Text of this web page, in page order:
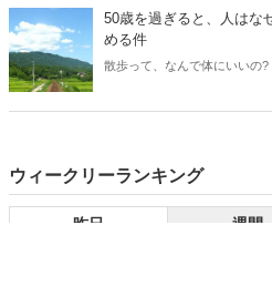
着想を得た物語です。登場人
50歳を過ぎると、人はな
める件
散歩って、なんで体にいいの?
斜め上だった件。言われるが
ウィークリーランキング
昨日 週間